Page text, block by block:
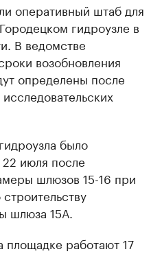
оперативный штаб для
гидроузле в
В ведомстве
возобновления
определены после
было
июля после
шлюзов 15-16 при
шлюза 15А.
работают 17